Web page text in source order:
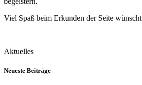
Viel Spaß beim Erkunden der Seite wünscht
Aktuelles
Neueste Beiträge